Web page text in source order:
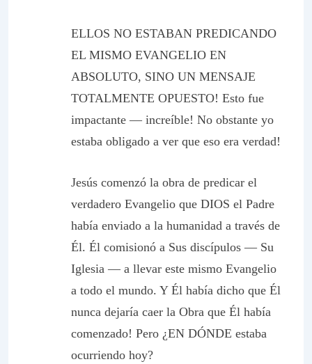
ELLOS NO ESTABAN PREDICANDO
EL MISMO EVANGELIO EN
ABSOLUTO, SINO UN MENSAJE
TOTALMENTE OPUESTO! Esto fue
impactante — increíble! No obstante yo
estaba obligado a ver que eso era verdad!
Jesús comenzó la obra de predicar el
verdadero Evangelio que DIOS el Padre
había enviado a la humanidad a través de
Él. Él comisionó a Sus discípulos — Su
Iglesia — a llevar este mismo Evangelio
a todo el mundo. Y Él había dicho que Él
nunca dejaría caer la Obra que Él había
comenzado! Pero ¿EN DÓNDE estaba
ocurriendo hoy?